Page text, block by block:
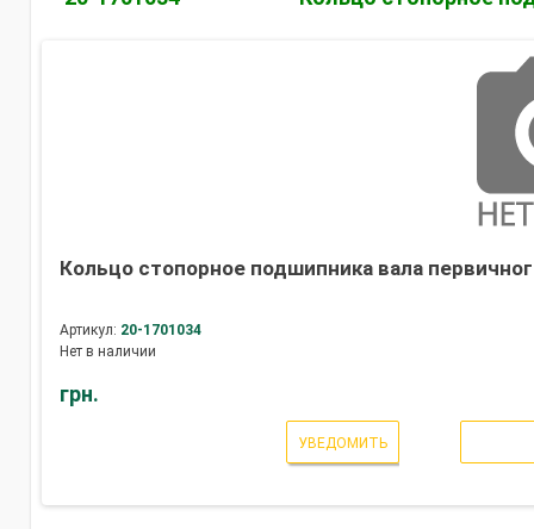
Кольцо стопорное подшипника вала
Артикул: 20-1701034
Нет в наличии
грн.
УВЕДОМИТЬ